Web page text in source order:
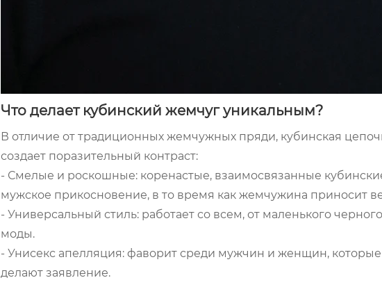
Что делает кубинский жемчуг уникальным?
В отличие от традиционных жемчужных пряди, кубинская
создает поразительный контраст:
- Смелые и роскошные: коренастые, взаимосвязанные
мужское прикосновение, в то время как жемчужина приносит
- Универсальный стиль: работает со всем, от маленького
моды.
- Унисекс апелляция: фаворит среди мужчин и женщин,
делают заявление.